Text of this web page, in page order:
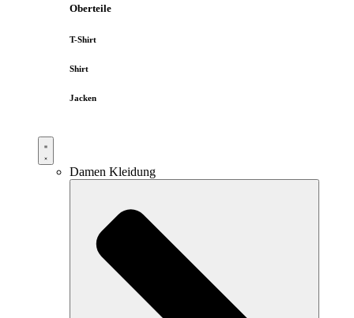
Oberteile
T-Shirt
Shirt
Jacken
Damen Kleidung